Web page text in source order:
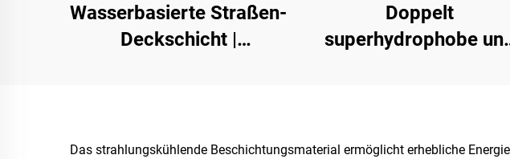
Wasserbasierte Straßen-
Deckschicht |
außenliegende
Doppelt
superhydrophobe
Das strahlungskühlende Beschichtungsmaterial ermöglicht erhebliche